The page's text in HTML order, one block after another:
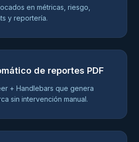
en métricas, riesgo,
y reportería.
de reportes PDF
+ Handlebars que genera
sin intervención manual.